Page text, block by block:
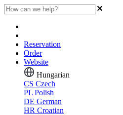
Reservation
Order
Website
Hungarian
CS Czech
PL Polish
DE German
HR Croatian